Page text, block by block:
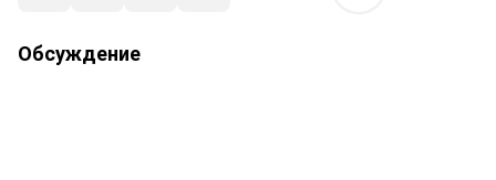
Обсуждение